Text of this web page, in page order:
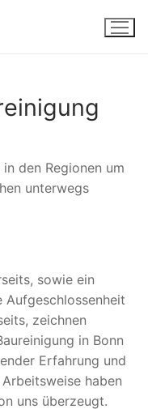
den Regionen um
unterwegs
sowie ein
Aufgeschlossenheit
zeichnen
in Bonn
Erfahrung und
haben
uns überzeugt.